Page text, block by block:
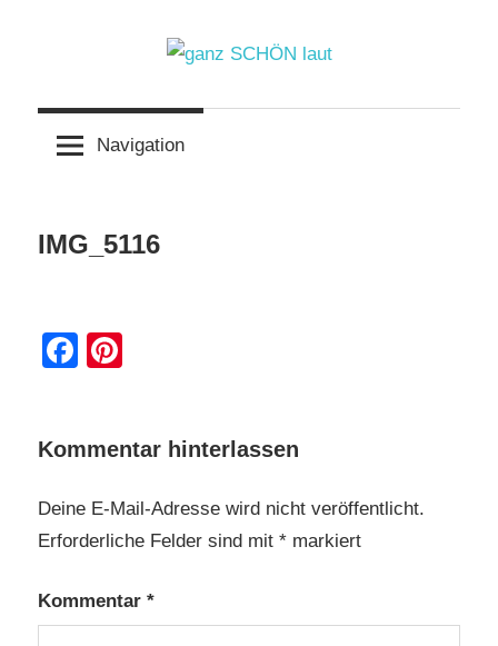
ganz
SCHÖN
Navigation
9. August 2021
IMG_5116
Facebook
Kommentar hinterlassen
Deine E-Mail-Adresse wird nicht veröffentlicht.
Erforderliche Felder sind mit * markiert
Kommentar *